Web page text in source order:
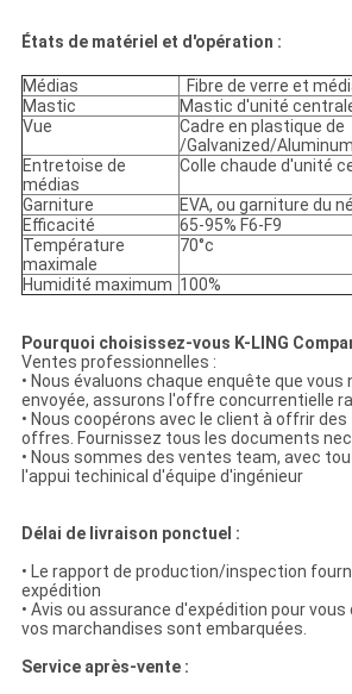
États de matériel et d'opération :
Médias
Fibre de verre et
Mastic
Mastic d'unité
Vue
Cadre en plastique de
/Galvanized/
Entretoise de
médias
Colle chaude d'unité
Garniture
EVA, ou garniture du
Efficacité
65-95% F6-F9
Température
maximale
70°c
Humidité maximum 100%
Pourquoi choisissez-vous K-LING
Ventes professionnelles :
• Nous évaluons chaque enquête que vous
envoyée, assurons l'offre concurrentielle
• Nous coopérons avec le client à offrir des
offres. Fournissez tous les documents
• Nous sommes des ventes team, avec
l'appui techinical d'équipe d'ingénieur
Délai de livraison ponctuel :
• Le rapport de production/inspection
expédition
• Avis ou assurance d'expédition pour vous
vos marchandises sont embarquées.
Service après-vente :